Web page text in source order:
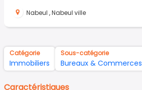
Nabeul ,Nabeul ville
Catégorie
Immobiliers
Sous-catégorie
Bureaux & Commerces
Caractéristiques